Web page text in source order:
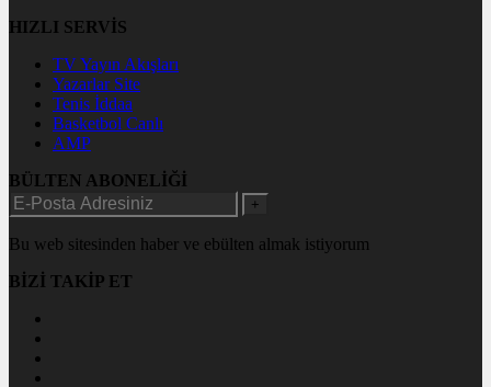
HIZLI SERVİS
TV Yayın Akışları
Yazarlar Site
Tenis İddaa
Basketbol Canlı
AMP
BÜLTEN ABONELİĞİ
+
Bu web sitesinden haber ve ebülten almak istiyorum
BİZİ TAKİP ET